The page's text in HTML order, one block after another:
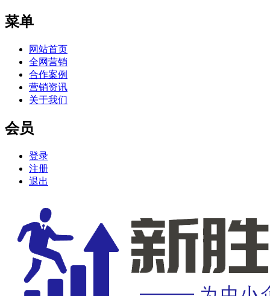
菜单
网站首页
全网营销
合作案例
营销资讯
关于我们
会员
登录
注册
退出